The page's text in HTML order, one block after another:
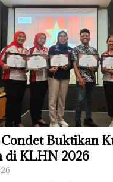
Buktikan
di KLHN 2026